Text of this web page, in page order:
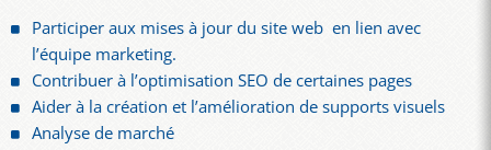
Participer aux mises à jour du site web en lien avec
l’équipe marketing.
Contribuer à l’optimisation SEO de certaines pages
Aider à la création et l’amélioration de supports visuels
Analyse de marché